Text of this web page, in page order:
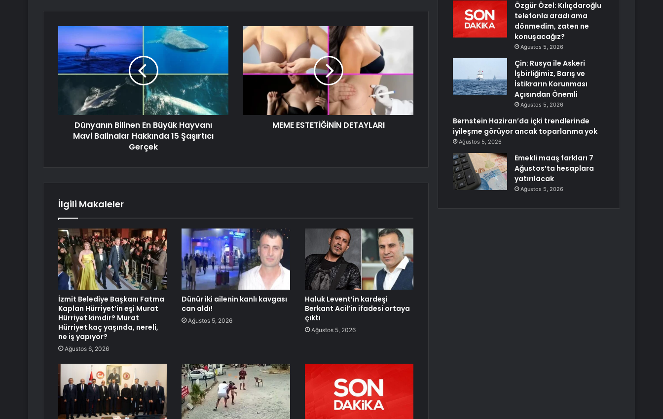
Dünyanın Bilinen En Büyük Hayvanı
Mavi Balinalar Hakkında 15 Şaşırtıcı
Gerçek
MEME ESTETİĞİNİN DETAYLARI
İlgili Makaleler
İzmit Belediye Başkanı Fatma
Kaplan Hürriyet’in eşi Murat
Hürriyet kimdir? Murat
Hürriyet kaç yaşında, nereli,
ne iş yapıyor?
Ağustos 6, 2026
Dünür iki ailenin kanlı kavgası
can aldı!
Ağustos 5, 2026
Haluk Levent’in kardeşi
Berkant Acil’in ifadesi ortaya
çıktı
Ağustos 5, 2026
Özgür Özel: Kılıçdaroğlu
telefonla aradı ama
dönmedim, zaten ne
konuşacağız?
Ağustos 5, 2026
Çin: Rusya ile Askeri
İşbirliğimiz, Barış ve
İstikrarın Korunması
Açısından Önemli
Ağustos 5, 2026
Bernstein Haziran’da içki trendlerinde
iyileşme görüyor ancak toparlanma yok
Ağustos 5, 2026
Emekli maaş farkları 7
Ağustos’ta hesaplara
yatırılacak
Ağustos 5, 2026